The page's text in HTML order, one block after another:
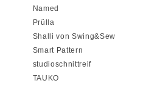
Named
Prülla
Shalli von Swing&Sew
Smart Pattern
studioschnittreif
TAUKO